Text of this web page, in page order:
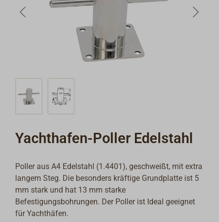
Yachthafen-Poller Edelstahl
Poller aus A4 Edelstahl (1.4401), geschweißt, mit extra
langem Steg. Die besonders kräftige Grundplatte ist 5
mm stark und hat 13 mm starke
Befestigungsbohrungen. Der Poller ist Ideal geeignet
für Yachthäfen.